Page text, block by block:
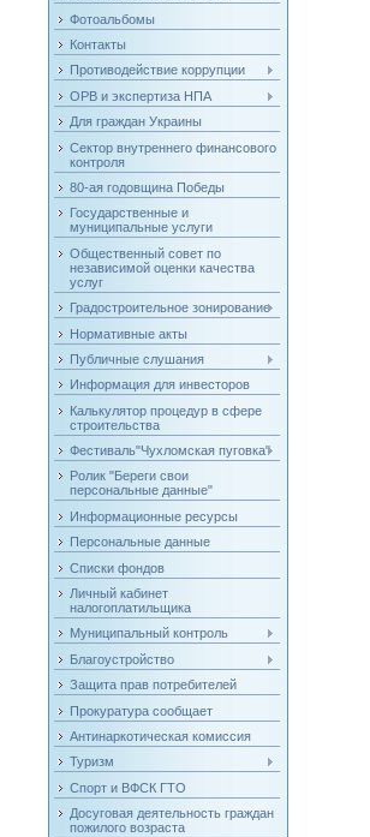
Фотоальбомы
Контакты
Противодействие коррупции
ОРВ и экспертиза НПА
Для граждан Украины
Сектор внутреннего финансового
контроля
80-ая годовщина Победы
Государственные и
муниципальные услуги
Общественный совет по
независимой оценки качества
услуг
Градостроительное зонирование
Нормативные акты
Публичные слушания
Информация для инвесторов
Калькулятор процедур в сфере
строительства
Фестиваль"Чухломская пуговка"
Ролик "Береги свои
персональные данные"
Информационные ресурсы
Персональные данные
Списки фондов
Личный кабинет
налогоплатильщика
Муниципальный контроль
Благоустройство
Защита прав потребителей
Прокуратура сообщает
Антинаркотическая комиссия
Туризм
Спорт и ВФСК ГТО
Досуговая деятельность граждан
пожилого возраста